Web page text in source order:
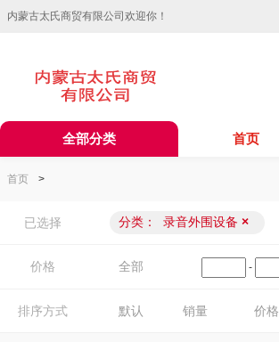
内蒙古太氏商贸有限公司欢迎你！
全部分类 首页
首页 >
已选择 分类： 录音外围设备 ×
价格 全部 -
排序方式 默认 销量 价格